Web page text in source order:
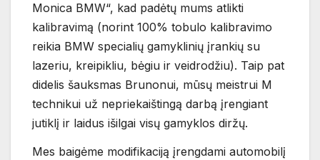
Monica BMW“, kad padėtų mums atlikti
kalibravimą (norint 100% tobulo kalibravimo
reikia BMW specialių gamyklinių įrankių su
lazeriu, kreipikliu, bėgiu ir veidrodžiu). Taip pat
didelis šauksmas Brunonui, mūsų meistrui M
technikui už nepriekaištingą darbą įrengiant
jutiklį ir laidus išilgai visų gamyklos diržų.
Mes baigėme modifikaciją įrengdami automobilį